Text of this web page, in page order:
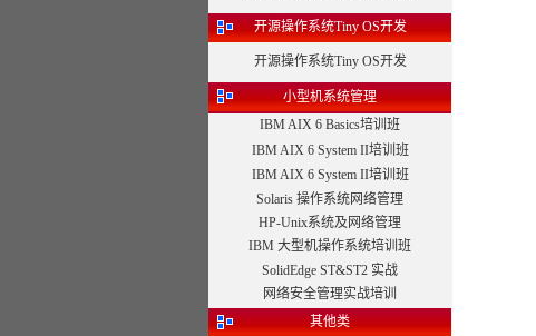
开源操作系统Tiny OS开发
开源操作系统Tiny OS开发
小型机系统管理
IBM AIX 6 Basics培训班
IBM AIX 6 System II培训班
IBM AIX 6 System II培训班
Solaris 操作系统网络管理
HP-Unix系统及网络管理
IBM 大型机操作系统培训班
SolidEdge ST&ST2 实战
网络安全管理实战培训
其他类